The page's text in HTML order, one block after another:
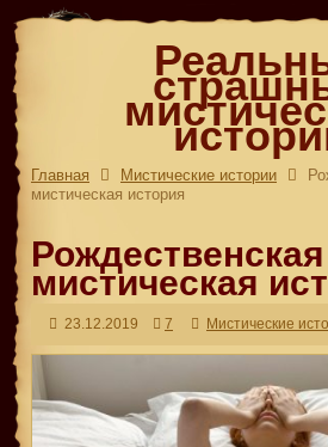
Главная Мистические истории
мистическая история
Рождественская
мистическая
23.12.2019 7 Мистические